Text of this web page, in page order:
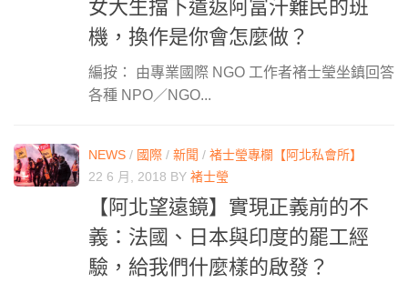
女大生擋下遣返阿富汗難民的班
機，換作是你會怎麼做？
編按： 由專業國際 NGO 工作者褚士瑩坐鎮回答
各種 NPO／NGO...
NEWS / 國際 / 新聞 / 褚士瑩專欄【阿北私會所】
22 6 月, 2018 BY 褚士瑩
【阿北望遠鏡】實現正義前的不
義：法國、日本與印度的罷工經
驗，給我們什麼樣的啟發？